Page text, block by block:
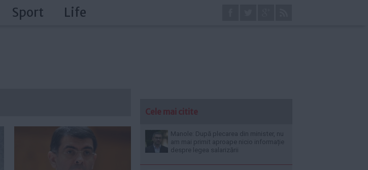
Sport Life
Cele mai citite
Manole: După plecarea din minister, nu
am mai primit aproape nicio informație
despre legea salarizării